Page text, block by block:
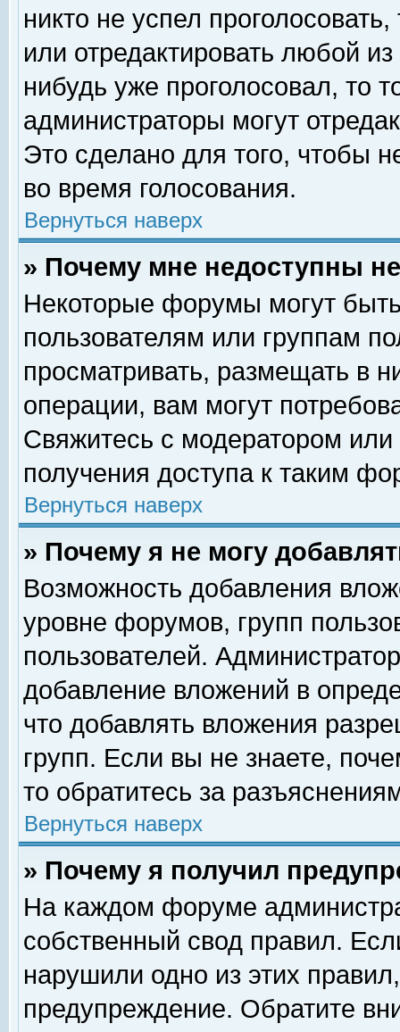
никто не успел
или отредактировать любой
нибудь уже проголосовал, то
администраторы могут
Это сделано для того, чтобы
во время голосования.
Вернуться наверх
» Почему мне недоступны
Некоторые форумы могут
пользователям или группам
просматривать, размещать в
операции, вам могут
Свяжитесь с модератором
получения доступа к таким
Вернуться наверх
» Почему я не могу
Возможность добавления
уровне форумов, групп
пользователей.
добавление вложений в
что добавлять вложения
групп. Если вы не знаете,
то обратитесь за
Вернуться наверх
» Почему я получил
На каждом форуме
собственный свод правил.
нарушили одно из этих
предупреждение. Обратите